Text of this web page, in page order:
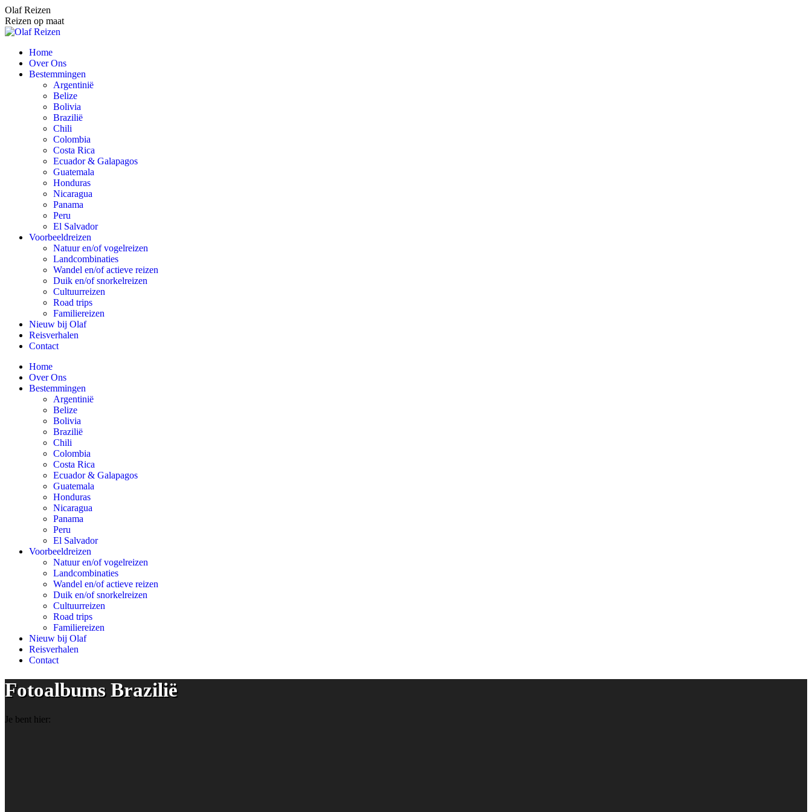
Spring
naar
content
Olaf Reizen
Reizen op maat
Home
Over Ons
Bestemmingen
Argentinië
Belize
Bolivia
Brazilië
Chili
Colombia
Costa Rica
Ecuador & Galapagos
Guatemala
Honduras
Nicaragua
Panama
Peru
El Salvador
Voorbeeldreizen
Natuur en/of vogelreizen
Landcombinaties
Wandel en/of actieve reizen
Duik en/of snorkelreizen
Cultuurreizen
Road trips
Familiereizen
Nieuw bij Olaf
Reisverhalen
Contact
Home
Over Ons
Bestemmingen
Argentinië
Belize
Bolivia
Brazilië
Chili
Colombia
Costa Rica
Ecuador & Galapagos
Guatemala
Honduras
Nicaragua
Panama
Peru
El Salvador
Voorbeeldreizen
Natuur en/of vogelreizen
Landcombinaties
Wandel en/of actieve reizen
Duik en/of snorkelreizen
Cultuurreizen
Road trips
Familiereizen
Nieuw bij Olaf
Reisverhalen
Contact
Fotoalbums Brazilië
Je bent hier: